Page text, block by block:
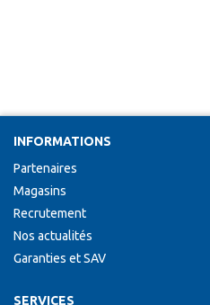
INFORMATIONS
Partenaires
Magasins
Recrutement
Nos actualités
Garanties et SAV
SERVICES